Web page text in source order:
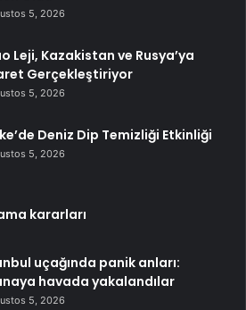
5, 2026
Leji, Kazakistan ve Rusya’ya
Gerçekleştiriyor
5, 2026
Deniz Dip Temizliği Etkinliği
5, 2026
kararları
uçağında panik anları:
havada yakalandılar
5, 2026